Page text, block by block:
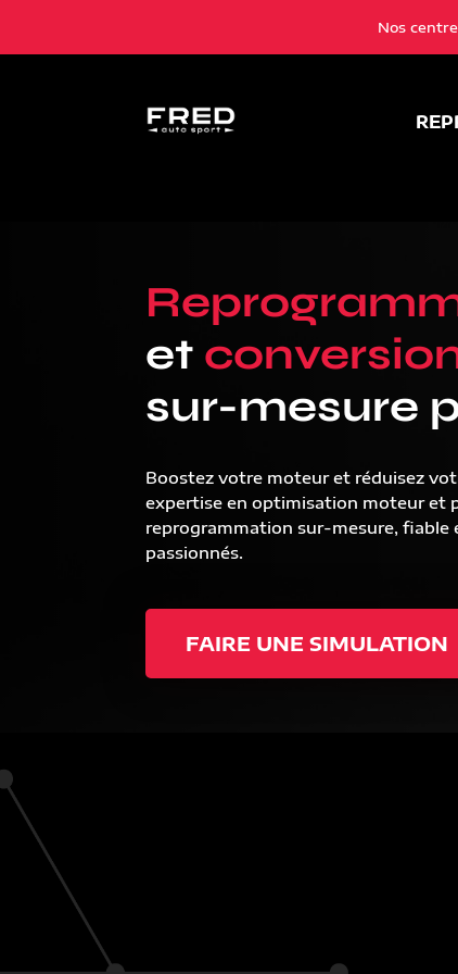
Nos
et
sur-mesure
Boostez votre moteur et réduisez
expertise en optimisation moteur et
reprogrammation sur-mesure, fiable
passionnés.
FAIRE UNE SIMULATION